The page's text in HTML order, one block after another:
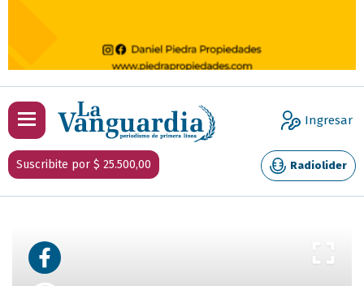
Ingresar
Suscribite por $ 25.500,00 Radiolider